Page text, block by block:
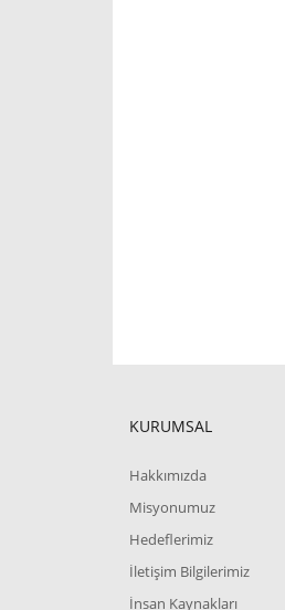
KURUMSAL
Hakkımızda
Misyonumuz
Hedeflerimiz
İletişim Bilgilerimiz
İnsan Kaynakları